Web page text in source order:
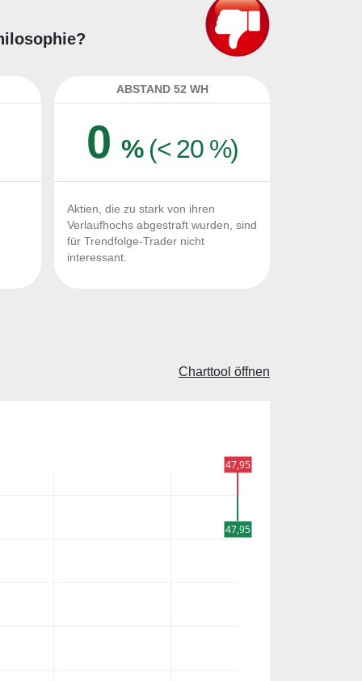
ABSTAND 52 WH
0% (< 20 %)
Aktien, die zu stark von ihren
Verlaufhochs abgestraft wurden, sind
für Trendfolge-Trader nicht
interessant.
Charttool öffnen
47,95
47,95